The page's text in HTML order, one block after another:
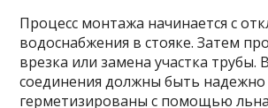
Процесс монтажа начинается с
водоснабжения в стояке. Затем
врезка или замена участка трубы.
соединения должны быть надежно
герметизированы с помощью